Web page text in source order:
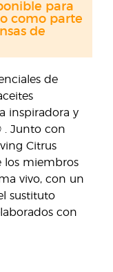
de
inspiradora y
. Junto con
Citrus
los miembros
vivo, con un
sustituto
con
para
como parte
de